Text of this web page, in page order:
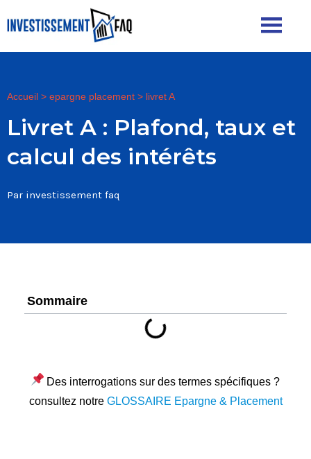
Accueil > epargne placement > livret A
Livret A : Plafond, taux et
calcul des intérêts
Par investissement faq
Sommaire
Des interrogations sur des termes spécifiques ?
consultez notre GLOSSAIRE Epargne & Placement